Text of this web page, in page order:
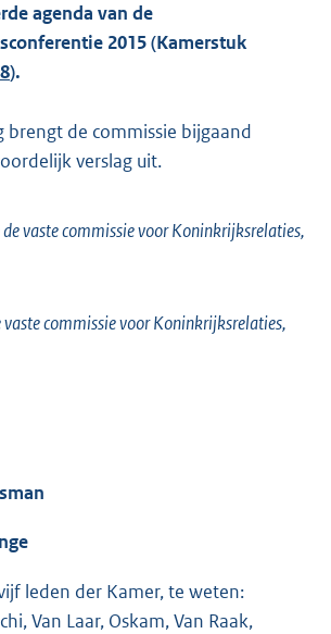
agenda van de
2015 (Kamerstuk
).
brengt de commissie bijgaand
verslag uit.
vaste commissie voor Koninkrijksrelaties,
commissie voor Koninkrijksrelaties,
leden der Kamer, te weten:
Van Laar, Oskam, Van Raak,